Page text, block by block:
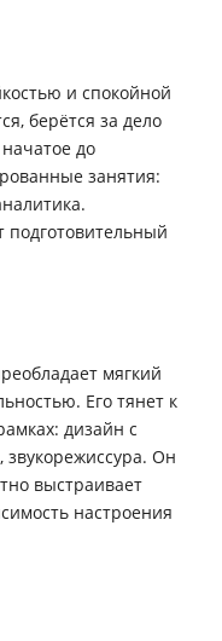
и спокойной
берётся за дело
до
занятия:
подготовительный
мягкий
Его тянет к
дизайн с
звукорежиссура. Он
выстраивает
настроения